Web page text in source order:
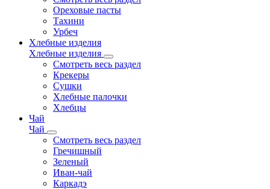
Ореховые пасты
Тахини
Урбеч
Хлебные изделия
Хлебные изделия
Смотреть весь раздел
Крекеры
Сушки
Хлебные палочки
Хлебцы
Чай
Чай
Смотреть весь раздел
Гречишный
Зеленый
Иван-чай
Каркадэ